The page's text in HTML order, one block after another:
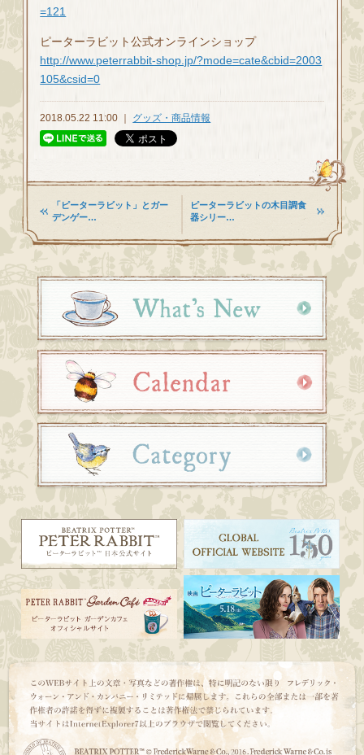
=121
ピーターラビット公式オンラインショップ
http://www.peterrabbit-shop.jp/?mode=cate&cbid=2003
105&csid=0
2018.05.22 11:00 ｜ グッズ・商品情報
「ピーターラビット」とガー
デンゲー…
ピーターラビットの木目調食
器シリー…